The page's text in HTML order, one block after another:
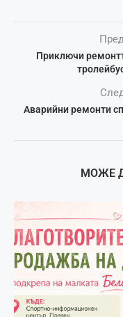
Приключи
Аварийни ремонти
МОЖЕ